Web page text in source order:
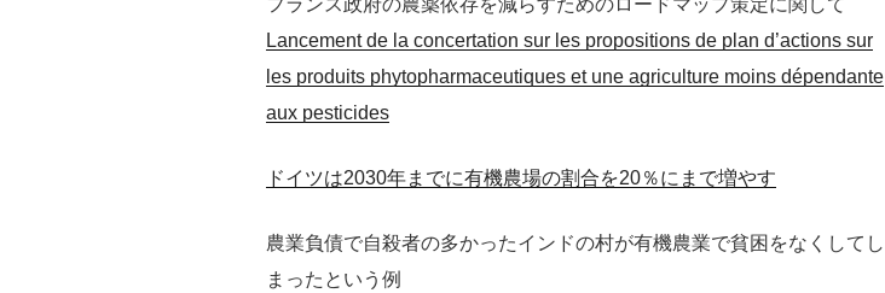
フランス政府の農薬依存を減らすためのロードマップ策定に関して
Lancement de la concertation sur les propositions de plan d’actions sur
les produits phytopharmaceutiques et une agriculture moins dépendante
aux pesticides
ドイツは2030年までに有機農場の割合を20％にまで増やす
農業負債で自殺者の多かったインドの村が有機農業で貧困をなくしてし
まったという例